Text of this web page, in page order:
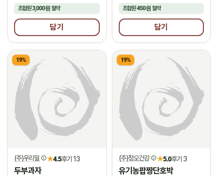
조합원3,000원 절약
담기
조합원450원절약
담기
19%
(주)우리밀 ★4.5후기 13
두부과자
19%
(주)청오건강 ★5.0후기 3
유기농팝짱단호박